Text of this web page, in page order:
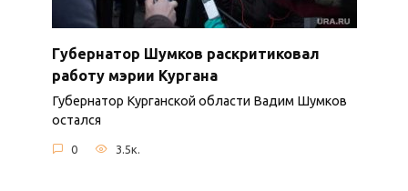
Губернатор Шумков раскритиковал
работу мэрии Кургана
Губернатор Курганской области Вадим Шумков
остался
0 3.5к.